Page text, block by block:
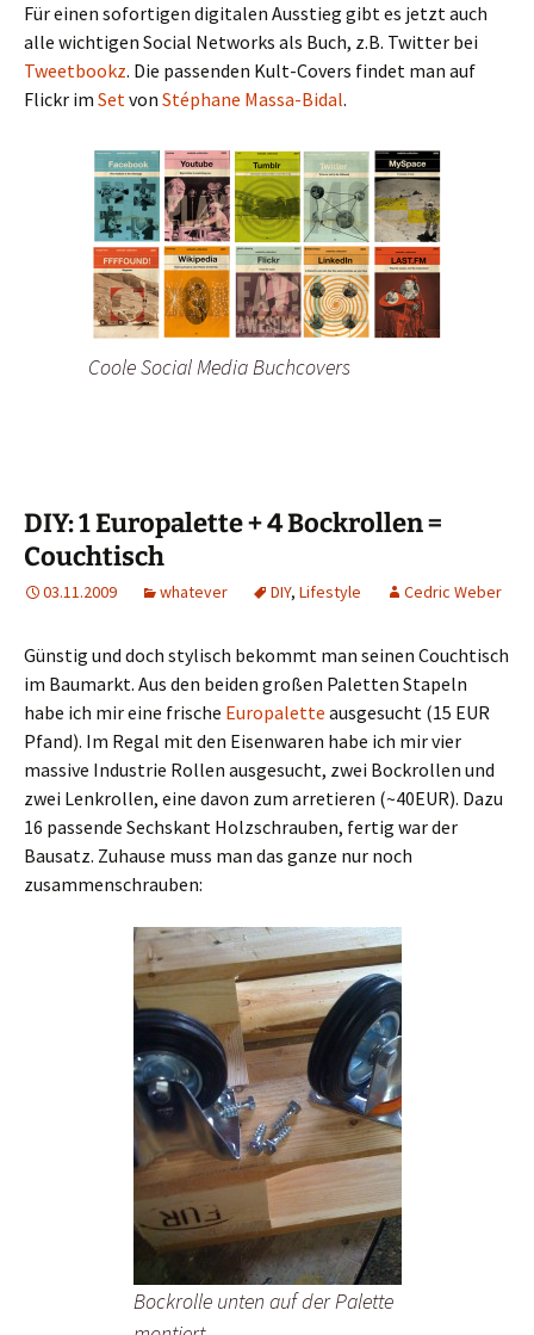
Für einen sofortigen digitalen Ausstieg gibt es jetzt auch
alle wichtigen Social Networks als Buch, z.B. Twitter bei
Tweetbookz. Die passenden Kult-Covers findet man auf
Flickr im Setvon Stéphane Massa-Bidal.
Coole Social Media Buchcovers
DIY: 1 Europalette + 4 Bockrollen =
Couchtisch
03.11.2009 whatever DIY, Lifestyle Cedric Weber
Günstig und doch stylisch bekommt man seinen Couchtisch
im Baumarkt. Aus den beiden großen Paletten Stapeln
habe ich mir eine frische Europalette ausgesucht (15 EUR
Pfand). Im Regal mit den Eisenwaren habe ich mir vier
massive Industrie Rollen ausgesucht, zwei Bockrollen und
zwei Lenkrollen, eine davon zum arretieren (~40EUR). Dazu
16 passende Sechskant Holzschrauben, fertig war der
Bausatz. Zuhause muss man das ganze nur noch
zusammenschrauben:
Bockrolle unten auf der Palette